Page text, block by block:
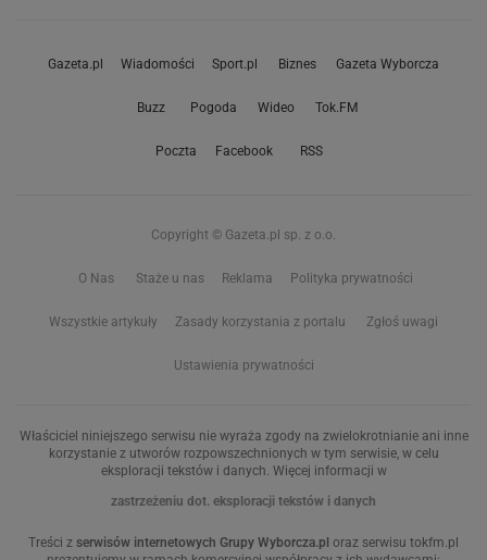
Gazeta.pl Wiadomości Sport.pl Biznes Gazeta Wyborcza
Buzz Pogoda Wideo Tok.FM
Poczta Facebook RSS
Copyright © Gazeta.pl sp. z o.o.
O Nas Staże u nas Reklama Polityka prywatności
Wszystkie artykuły Zasady korzystania z portalu Zgłoś uwagi
Ustawienia prywatności
Właściciel niniejszego serwisu nie wyraża zgody na zwielokrotnianie ani inne
korzystanie z utworów rozpowszechnionych w tym serwisie, w celu
eksploracji tekstów i danych. Więcej informacji w
zastrzeżeniu dot. eksploracji tekstów i danych
Treści z serwisów internetowych Grupy Wyborcza.pl oraz serwisu tokfm.pl